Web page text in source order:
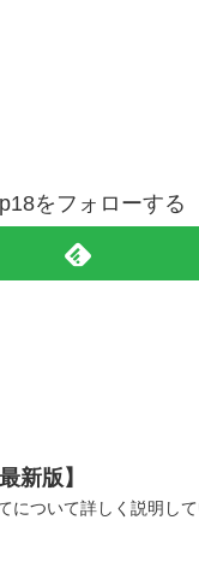
をフォローする
新版】
について詳しく説明し